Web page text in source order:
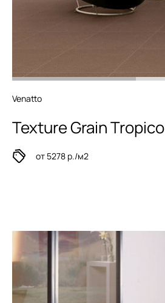
Venatto
Texture Grain Tropico
от 5278 р./м2